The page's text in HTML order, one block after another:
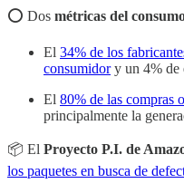
⭕️ Dos métricas del
El 34% de los
consumidory un 4% de
El 80% de las compras
principalmente la
📦 El Proyecto P.I. de
los paquetes en busca de